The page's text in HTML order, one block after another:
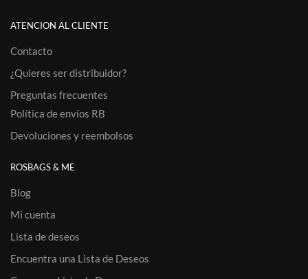
ATENCION AL CLIENTE
Contacto
¿Quieres ser distribuidor?
Preguntas frecuentes
Política de envíos RB
Devoluciones y reembolsos
ROSBAGS & ME
Blog
Mi cuenta
Lista de deseos
Encuentra una Lista de Deseos